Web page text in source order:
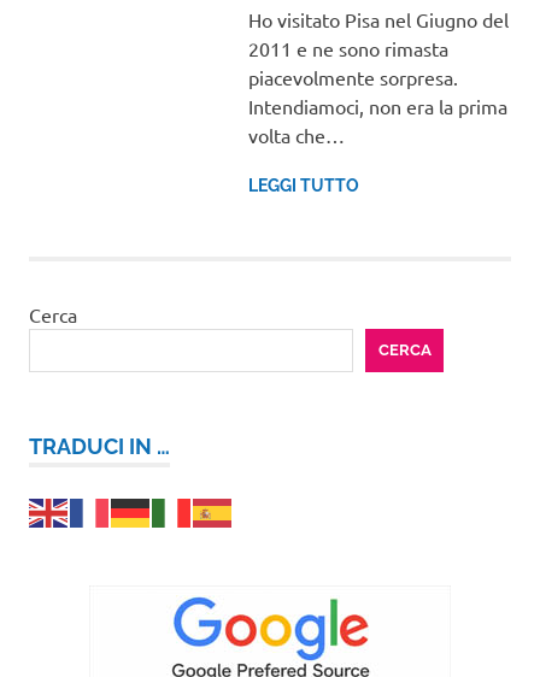
Ho visitato Pisa nel Giugno del
2011 e ne sono rimasta
piacevolmente sorpresa.
Intendiamoci, non era la prima
volta che…
LEGGI TUTTO
Cerca
CERCA
TRADUCI IN …